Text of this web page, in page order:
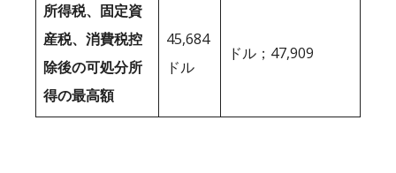
所得税、固定資
産税、消費税控
除後の可処分所
得の最高額
45,684
ドル
ドル；47,909